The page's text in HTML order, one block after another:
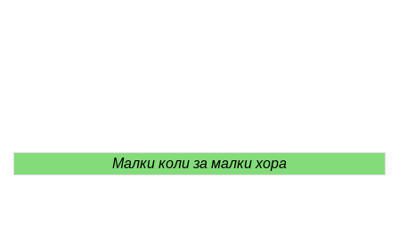
Малки коли за малки хора